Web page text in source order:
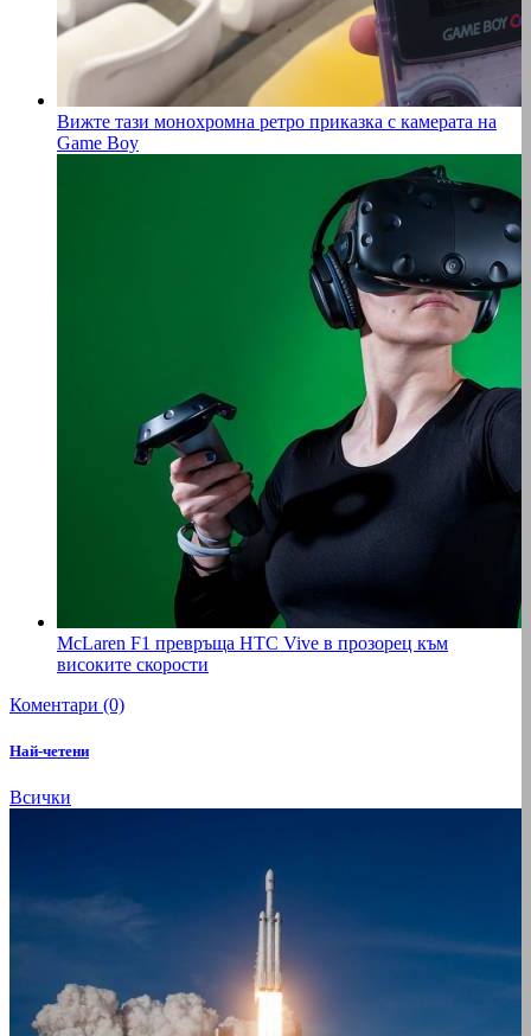
Вижте тази монохромна ретро приказка с камерата на
Game Boy
McLaren F1 превръща HTC Vive в прозорец към
високите скорости
Коментари (0)
Най-четени
Всички